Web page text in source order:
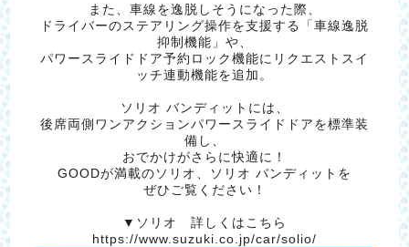
また、車線を逸脱しそうになった際、
ドライバーのステアリング操作を支援する「車線逸脱
抑制機能」や、
パワースライドドア予約ロック機能にリクエストスイ
ッチ連動機能を追加。
ソリオ バンディットには、
後席両側ワンアクションパワースライドドアを標準装
備し、
おでかけがさらに快適に！
GOODが満載のソリオ、ソリオ バンディットを
ぜひご覧ください！
▼ソリオ 詳しくはこちら
https://www.suzuki.co.jp/car/solio/